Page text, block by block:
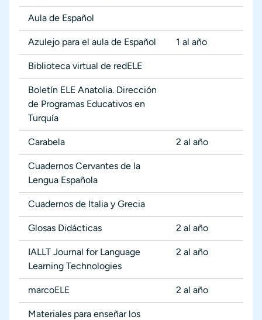
Aula de Español
Azulejo para el aula de Español 1 al año
Biblioteca virtual de redELE
Boletín ELE Anatolia. Dirección
de Programas Educativos en
Turquía
Carabela 2 al año
Cuadernos Cervantes de la
Lengua Española
Cuadernos de Italia y Grecia
Glosas Didácticas 2 al año
IALLT Journal for Language
Learning Technologies
2 al año
marcoELE 2 al año
Materiales para enseñar los